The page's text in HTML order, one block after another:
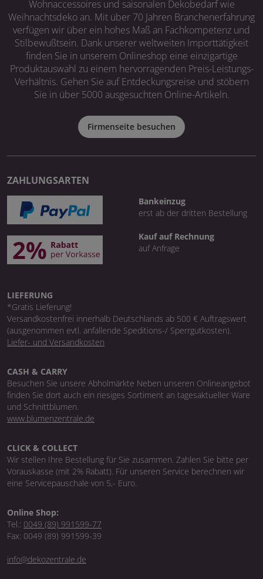
Wohnaccessoires und saisonalen Dekobedarf wie
Weihnachtsdeko an. Mit über 70 Jahren Branchenerfahrung
verfügen wir über ein hohes Maß an Fachkompetenz und
Stilbewußtsein. Dank unserer weltweiten Importtätigkeit
finden Sie in unserem Onlineshop eine einzigartige
Produktauswahl zu einem hervorragenden Preis-Leistungs-
Verhältnis. Gehen Sie auf Entdeckungsreise und stöbern
Sie in über 5000 ausgesuchten Online-Artikeln.
Firmenseite besuchen
ZAHLUNGSARTEN
Bankeinzug
erst ab der dritten Bestellung
Kauf auf Rechnung
auf Anfrage
LIEFERUNG
*Gratis Lieferung!
Versandkostenfrei innerhalb Deutschlands ab 500 € Auftragswert
(ausgenommen evtl. anfallende Speditions-/ Sperrgutkosten).
Liefer- und Versandkosten
CASH & CARRY
Besuchen Sie unsere Abholmärkte Neben unseren Onlineangebot
finden Sie dort auch ein riesiges Sortiment an tagesaktueller Ware
und Schnittblumen.
www.blumenzentrale.de
CLICK & COLLECT
Wir stellen Ihre Bestellung für Sie zusammen. Zahlen Sie bitte per
Vorauskasse (mit 2% Rabatt). Für unseren Service berechnen wir
eine Servicepauschale von 5,- Euro.
Online Shop:
Tel.: 0049 (89) 991599-77
Fax: 0049 (89) 991599-39
info@dekozentrale.de